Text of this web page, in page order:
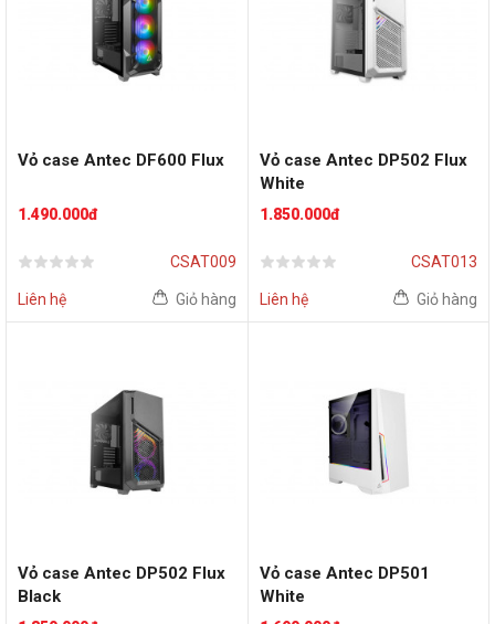
Vỏ case Antec DF600 Flux
1.490.000đ
CSAT009
Liên hệ Giỏ hàng
Vỏ case Antec DP502 Flux
White
1.850.000đ
CSAT013
Liên hệ Giỏ hàng
Vỏ case Antec DP502 Flux
Black
Vỏ case Antec DP501
White